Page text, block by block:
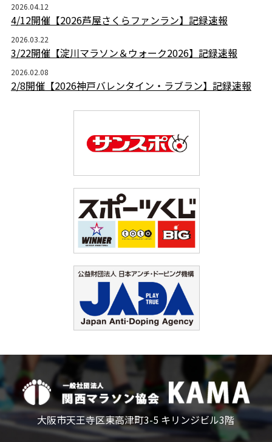
2026.04.12
4/12開催【2026芦屋さくらファンラン】記録速報
2026.03.22
3/22開催【淀川マラソン＆ウォーク2026】記録速報
2026.02.08
2/8開催【2026神戸バレンタイン・ラブラン】記録速報
大阪市天王寺区東高津町3-5 キリンジビル3階